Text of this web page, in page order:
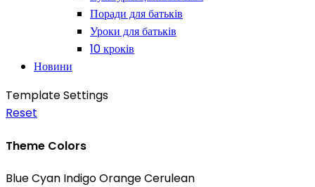
Поради для батьків
Уроки для батьків
10 кроків
Новини
Template Settings
Reset
Theme Colors
BlueCyan IndigoOrangeCerulean